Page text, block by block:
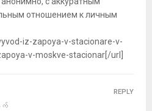
отношением к личным
iz-zapoya-v-stacionare-v-
v-moskve-stacionar[/url]
က်
REPLY